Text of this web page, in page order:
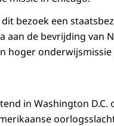
bezoek een
aan de bevrijding van
hoger onderwijsmissie
in Washington D.C.